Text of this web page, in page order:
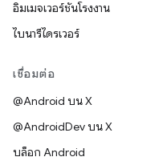
อิมเมจเวอร์ชันโรงงาน
ไบนารีไดรเวอร์
เชื่อมต่อ
@Android บน X
@AndroidDev บน X
บล็อก Android